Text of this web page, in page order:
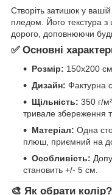
Створіть затишок у
пледом. Його текстура
дорого, доповнюючи
✅ Основні
Розмір: 150х200
Дизайн: Фактурна
Щільність: 350 г/
тривале збереження
Матеріал: Одна
плюш, приємний на
Особливість:
становить +/- 5 см.
🎨 Як обрати колір?